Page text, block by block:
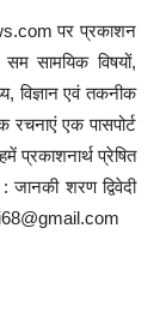
पर प्रकाशन
सामयिक विषयों,
विज्ञान एवं तकनीक
रचनाएं एक पासपोर्ट
प्रकाशनार्थ प्रेषित
शरण द्विवेदी